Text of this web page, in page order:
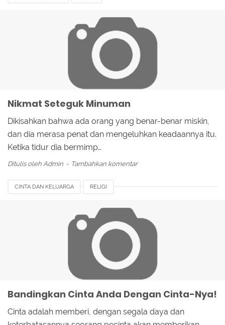
Nikmat Seteguk Minuman
Dikisahkan bahwa ada orang yang benar-benar miskin,
dan dia merasa penat dan mengeluhkan keadaannya itu.
Ketika tidur dia bermimp…
Ditulis oleh Admin Tambahkan komentar
CINTA DAN KELUARGA RELIGI
Bandingkan Cinta Anda Dengan Cinta-Nya!
Cinta adalah memberi, dengan segala daya dan